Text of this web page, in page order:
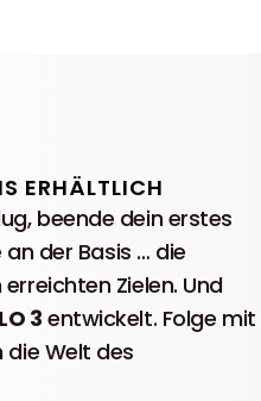
ERHÄLTLICH
beende dein erstes
der Basis … die
Zielen. Und
3 entwickelt. Folge mit
die Welt des